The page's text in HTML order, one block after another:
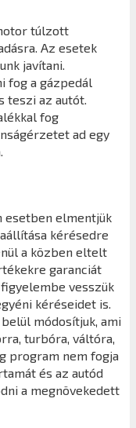
túlzott
Az esetek
javítani.
fog a gázpedál
teszi az autót.
fog
ad egy
esetben elmentjük
kérésedre
a közben eltelt
garanciát
vesszük
kéréseidet is.
módosítjuk, ami
turbóra, váltóra,
program nem fogja
és az autód
a megnövekedett